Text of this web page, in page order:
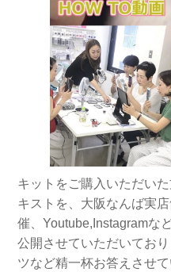
キットをご購入いただい
キストを、大阪なんば実
催、Youtube,Instagramな
公開させていただいてお
ツなど精一杯お答えさせ